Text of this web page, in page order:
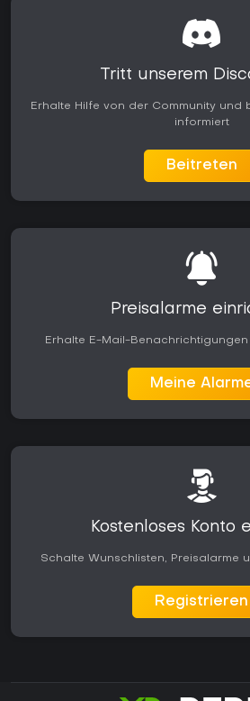
Tritt unserem
Erhalte Hilfe von der Community und
informiert
Beitreten
Preisalarme
Erhalte E-Mail-
Meine
Kostenloses Konto
Schalte Wunschlisten, Preisalarme
Registrieren